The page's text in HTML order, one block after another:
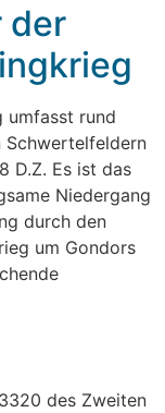
der
umfasst rund
Schwertelfeldern
D.Z. Es ist das
Niedergang
durch den
um Gondors
des Zweiten